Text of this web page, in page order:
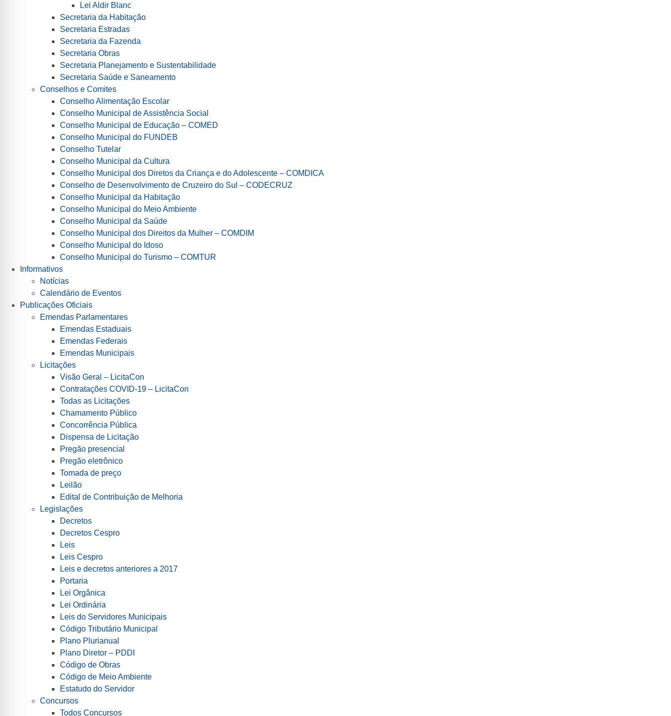
Lei Aldir Blanc
Secretaria da Habitação
Secretaria Estradas
Secretaria da Fazenda
Secretaria Obras
Secretaria Planejamento e Sustentabilidade
Secretaria Saúde e Saneamento
Conselhos e Comites
Conselho Alimentação Escolar
Conselho Municipal de Assistência Social
Conselho Municipal de Educação – COMED
Conselho Municipal do FUNDEB
Conselho Tutelar
Conselho Municipal da Cultura
Conselho Municipal dos Diretos da Criança e do Adolescente – COMDICA
Conselho de Desenvolvimento de Cruzeiro do Sul – CODECRUZ
Conselho Municipal da Habitação
Conselho Municipal do Meio Ambiente
Conselho Municipal da Saúde
Conselho Municipal dos Direitos da Mulher – COMDIM
Conselho Municipal do Idoso
Conselho Municipal do Turismo – COMTUR
Informativos
Notícias
Calendário de Eventos
Publicações Oficiais
Emendas Parlamentares
Emendas Estaduais
Emendas Federais
Emendas Municipais
Licitações
Visão Geral – LicitaCon
Contratações COVID-19 – LicitaCon
Todas as Licitações
Chamamento Público
Concorrência Pública
Dispensa de Licitação
Pregão presencial
Pregão eletrônico
Tomada de preço
Leilão
Edital de Contribuição de Melhoria
Legislações
Decretos
Decretos Cespro
Leis
Leis Cespro
Leis e decretos anteriores a 2017
Portaria
Lei Orgânica
Lei Ordinária
Leis do Servidores Municipais
Código Tributário Municipal
Plano Plurianual
Plano Diretor – PDDI
Código de Obras
Código de Meio Ambiente
Estatudo do Servidor
Concursos
Todos Concursos